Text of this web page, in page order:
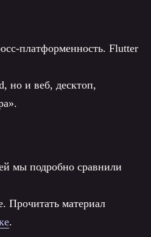
платформенность. Flutter
но и веб, десктоп,
мы подробно сравнили
Прочитать материал
.